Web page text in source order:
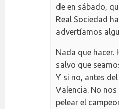
de en sábado,
Real Sociedad
advertíamos
Nada que
salvo que
Y si no, antes
Valencia. No
pelear el